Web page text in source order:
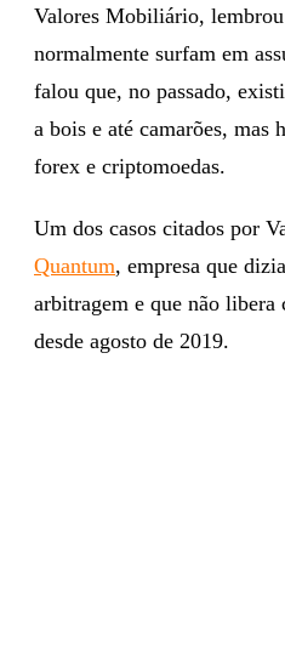
Valores Mobiliário,
normalmente surfam em
falou que, no passado,
a bois e até camarões, mas
forex e criptomoedas.
Um dos casos citados por
Quantum, empresa que
arbitragem e que não libera
desde agosto de 2019.